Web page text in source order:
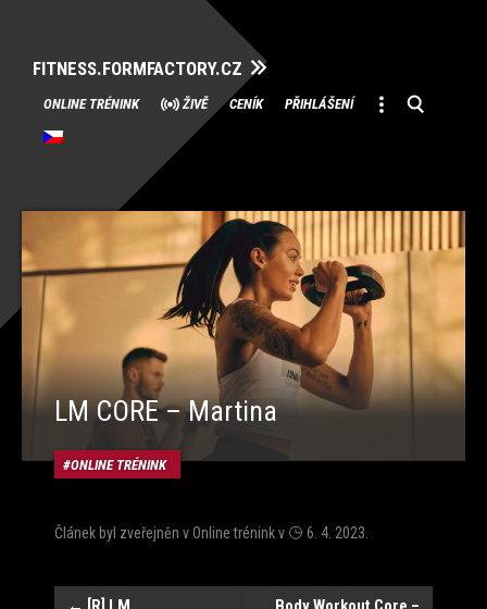
FITNESS.FORMFACTORY.CZ
Přeskočit
na
obsah
ONLINE TRÉNINK ŽIVĚ CENÍK PŘIHLÁŠENÍ
LM CORE – Martina
ONLINE TRÉNINK
Článek byl zveřejněn vOnline tréninkv 6. 4. 2023